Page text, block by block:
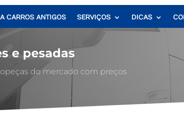
CARROS ANTIGOS SERVIÇOS DICAS
e pesadas
do mercado com preços